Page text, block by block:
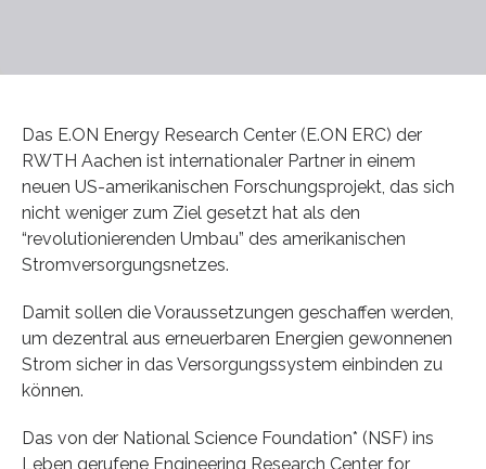
Das E.ON Energy Research Center (E.ON ERC) der
RWTH Aachen ist internationaler Partner in einem
neuen US-amerikanischen Forschungsprojekt, das sich
nicht weniger zum Ziel gesetzt hat als den
“revolutionierenden Umbau” des amerikanischen
Stromversorgungsnetzes.
Damit sollen die Voraussetzungen geschaffen werden,
um dezentral aus erneuerbaren Energien gewonnenen
Strom sicher in das Versorgungssystem einbinden zu
können.
Das von der National Science Foundation* (NSF) ins
Leben gerufene Engineering Research Center for